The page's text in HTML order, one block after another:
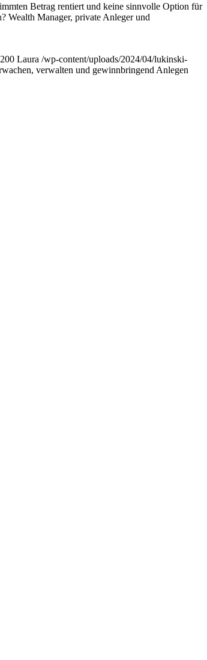
Betrag rentiert und keine sinnvolle Option für
Wealth Manager, private Anleger und
Laura /wp-content/uploads/2024/04/lukinski-
verwalten und gewinnbringend Anlegen